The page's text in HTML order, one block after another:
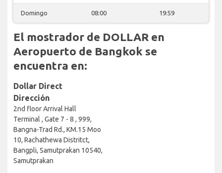
Domingo 08:00 19:59
El mostrador de DOLLAR en
Aeropuerto de Bangkok se
encuentra en:
Dollar Direct
Dirección
2nd floor Arrival Hall
Terminal , Gate 7 - 8 , 999,
Bangna-Trad Rd., KM.15 Moo
10, Rachathewa Distritct,
Bangpli, Samutprakan 10540,
Samutprakan